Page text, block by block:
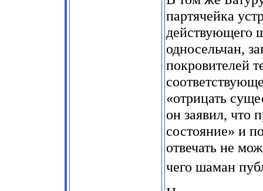
партячейка
действующего
односельчан,
покровителей
«отрицать
он заявил, что
состояние» и
отвечать не
чего шаман